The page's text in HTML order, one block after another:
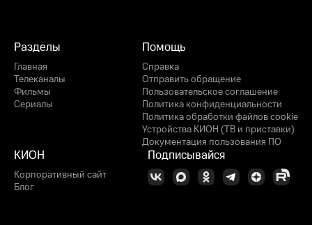
Разделы
Главная
Телеканалы
Фильмы
Сериалы
Помощь
Справка
Отправить обращение
Пользовательское соглашение
Политика конфиденциальности
Политика обработки файлов cookie
Устройства КИОН (ТВ и приставки)
Документация пользования ПО
КИОН
Корпоративный сайт
Блог
Подписывайся